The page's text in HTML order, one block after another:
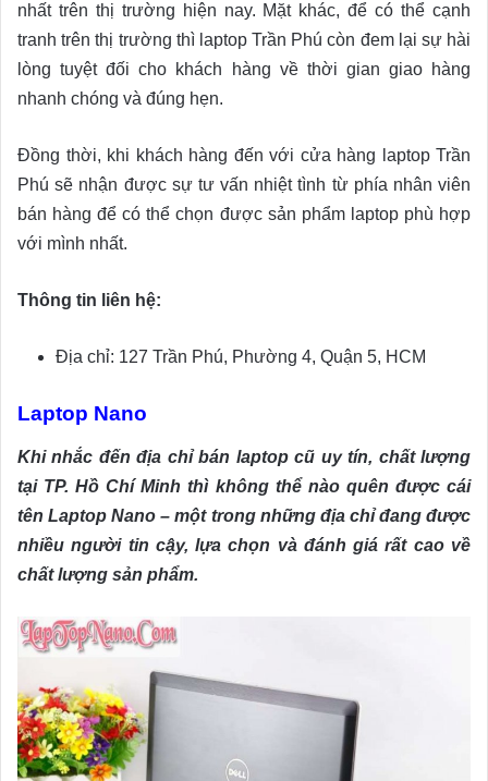
nhất trên thị trường hiện nay. Mặt khác, để có thể cạnh
tranh trên thị trường thì laptop Trần Phú còn đem lại sự hài
lòng tuyệt đối cho khách hàng về thời gian giao hàng
nhanh chóng và đúng hẹn.
Đồng thời, khi khách hàng đến với cửa hàng laptop Trần
Phú sẽ nhận được sự tư vấn nhiệt tình từ phía nhân viên
bán hàng để có thể chọn được sản phẩm laptop phù hợp
với mình nhất.
Thông tin liên hệ:
Địa chỉ: 127 Trần Phú, Phường 4, Quận 5, HCM
Laptop Nano
Khi nhắc đến địa chỉ bán laptop cũ uy tín, chất lượng
tại TP. Hồ Chí Minh thì không thể nào quên được cái
tên Laptop Nano – một trong những địa chỉ đang được
nhiều người tin cậy, lựa chọn và đánh giá rất cao về
chất lượng sản phẩm.